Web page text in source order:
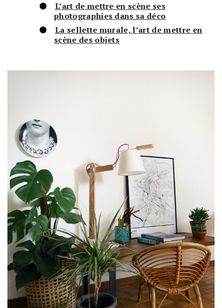
L’art de mettre en scène ses
photographies dans sa déco
La sellette murale, l’art de mettre en
scène des objets